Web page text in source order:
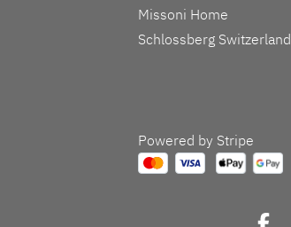
Missoni Home
Schlossberg Switzerland
Powered by Stripe